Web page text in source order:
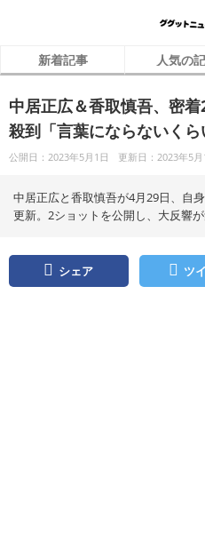
新着記事 人気の
中居正広＆香取慎吾、密
殺到「言葉にならないくら
公開日：2023年5月1日 更新日：2023年5月
中居正広と香取慎吾が4月29日、自
更新。2ショットを公開し、大反響が
シェア ツ